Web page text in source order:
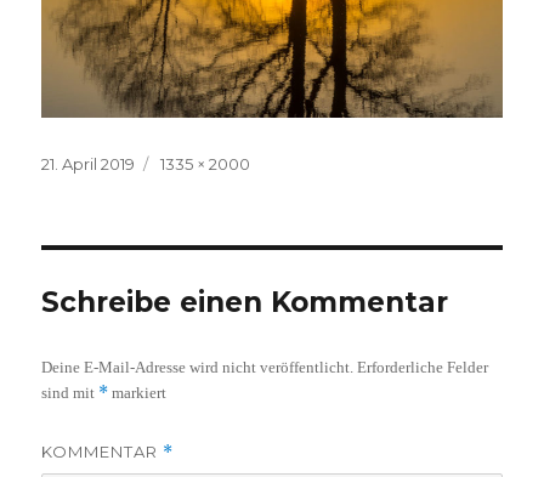
Veröffentlicht
21. April 2019
Volle
1335 × 2000
Schreibe einen Kommentar
Deine E-Mail-Adresse wird nicht veröffentlicht. Erforderliche Felder
sind mit * markiert
KOMMENTAR *